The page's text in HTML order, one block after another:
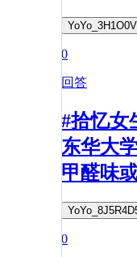
0
回答
#拾忆女
东华大
甲醛味
0